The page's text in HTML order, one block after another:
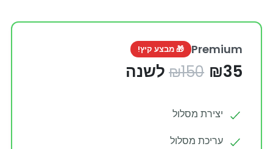
Premium 🎁 מבצע קיץ!
₪150 ₪35 לשנה
יצירת מסלול
עריכת מסלול